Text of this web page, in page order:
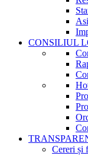
CONSILIUL
Cereri și